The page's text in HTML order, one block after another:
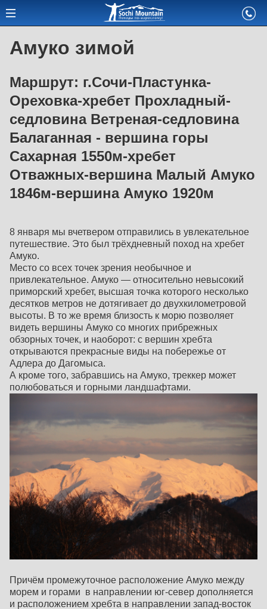
Амуко зимой
Маршрут: г.Сочи-Пластунка-
Ореховка-хребет Прохладный-
седловина Ветреная-седловина
Балаганная - вершина горы
Сахарная 1550м-хребет
Отважных-вершина Малый Амуко
1846м-вершина Амуко 1920м
8 января мы вчетвером отправились в увлекательное
путешествие. Это был трёхдневный поход на хребет
Амуко.
Место со всех точек зрения необычное и
привлекательное. Амуко — относительно невысокий
приморский хребет, высшая точка которого несколько
десятков метров не дотягивает до двухкилометровой
высоты. В то же время близость к морю позволяет
видеть вершины Амуко со многих прибрежных
обзорных точек, и наоборот: с вершин хребта
открываются прекрасные виды на побережье от
Адлера до Дагомыса.
А кроме того, забравшись на Амуко, треккер может
полюбоваться и горными ландшафтами.
Причём промежуточное расположение Амуко между
морем и горами в направлении юг-север дополняется
и расположением хребта в направлении запад-восток